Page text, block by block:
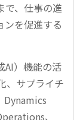
で、仕事の進
ンを促進する
）機能の活
、サプライチ
Dynamics
、